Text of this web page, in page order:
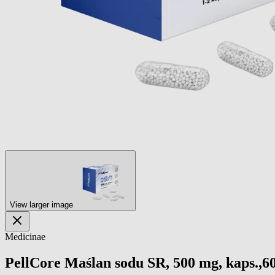
View larger image
Medicinae
PellCore Maślan sodu SR, 500 mg,